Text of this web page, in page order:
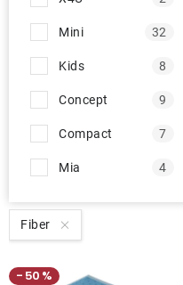
Mini 32
Kids 8
Concept 9
Compact 7
Mia 4
Fiber
50 %